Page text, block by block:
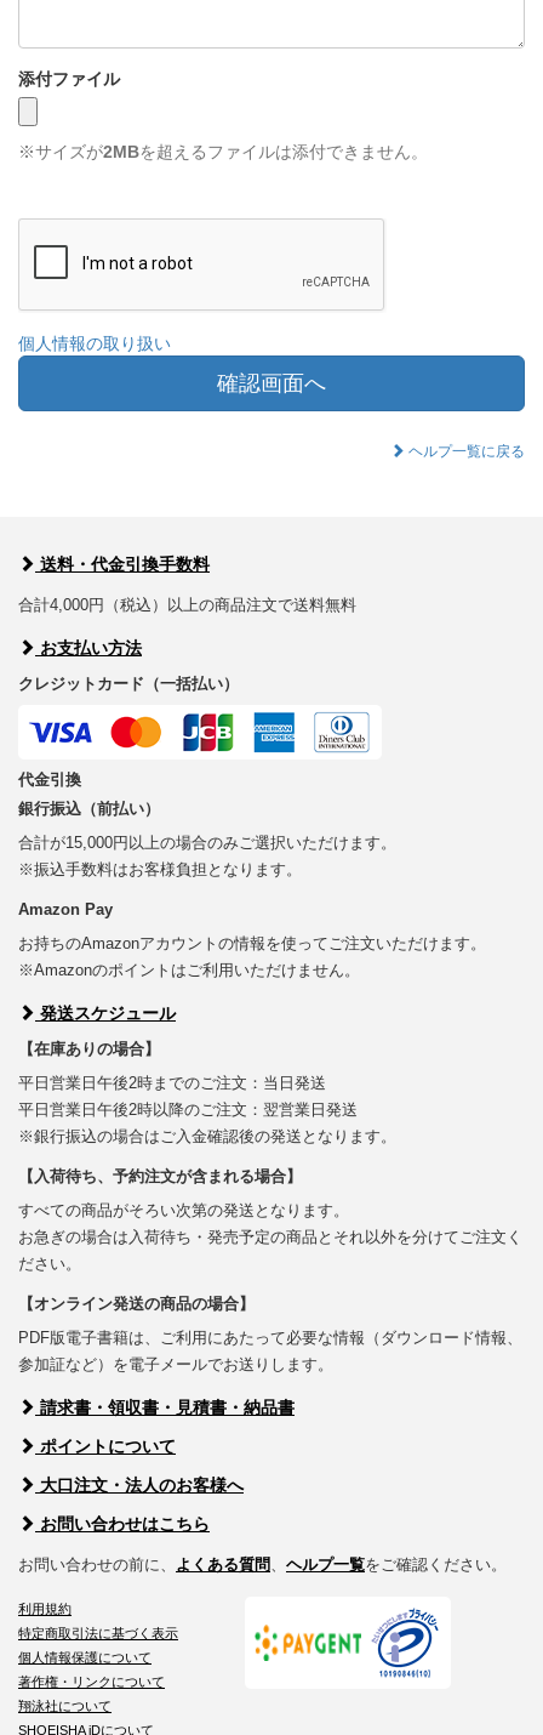
添付ファイル
※サイズが2MBを超えるファイルは添付できません。
個人情報の取り扱い
確認画面へ
ヘルプ一覧に戻る
送料・代金引換手数料
合計4,000円（税込）以上の商品注文で送料無料
お支払い方法
クレジットカード（一括払い）
代金引換
銀行振込（前払い）
合計が15,000円以上の場合のみご選択いただけます。
※振込手数料はお客様負担となります。
Amazon Pay
お持ちのAmazonアカウントの情報を使ってご注文いただけます。
※Amazonのポイントはご利用いただけません。
発送スケジュール
【在庫ありの場合】
平日営業日午後2時までのご注文：当日発送
平日営業日午後2時以降のご注文：翌営業日発送
※銀行振込の場合はご入金確認後の発送となります。
【入荷待ち、予約注文が含まれる場合】
すべての商品がそろい次第の発送となります。
お急ぎの場合は入荷待ち・発売予定の商品とそれ以外を分けてご注文く
ださい。
【オンライン発送の商品の場合】
PDF版電子書籍は、ご利用にあたって必要な情報（ダウンロード情報、
参加証など）を電子メールでお送りします。
請求書・領収書・見積書・納品書
ポイントについて
大口注文・法人のお客様へ
お問い合わせはこちら
お問い合わせの前に、 よくある質問 ヘルプ一覧をご確認ください。
利用規約
特定商取引法に基づく表示
個人情報保護について
著作権・リンクについて
翔泳社について
SHOEISHA iDについて